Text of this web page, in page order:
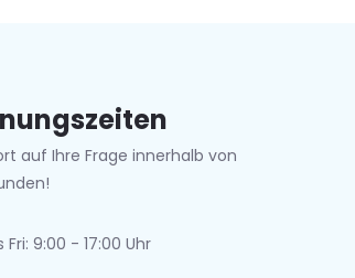
auf Ihre Frage innerhalb von
Fri: 9:00 - 17:00 Uhr